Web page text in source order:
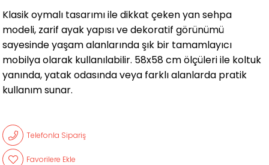
Klasik oymalı tasarımı ile dikkat çeken yan sehpa
modeli, zarif ayak yapısı ve dekoratif görünümü
sayesinde yaşam alanlarında şık bir tamamlayıcı
mobilya olarak kullanılabilir. 58x58 cm ölçüleri ile koltuk
yanında, yatak odasında veya farklı alanlarda pratik
kullanım sunar.
Telefonla Sipariş
Favorilere Ekle